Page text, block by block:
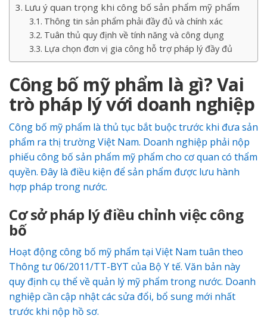
Lưu ý quan trọng khi công bố sản phẩm mỹ phẩm
Thông tin sản phẩm phải đầy đủ và chính xác
Tuân thủ quy định về tính năng và công dụng
Lựa chọn đơn vị gia công hỗ trợ pháp lý đầy đủ
Công bố mỹ phẩm là gì? Vai
trò pháp lý với doanh nghiệp
Công bố mỹ phẩm là thủ tục bắt buộc trước khi đưa sản
phẩm ra thị trường Việt Nam. Doanh nghiệp phải nộp
phiếu công bố sản phẩm mỹ phẩm cho cơ quan có thẩm
quyền. Đây là điều kiện để sản phẩm được lưu hành
hợp pháp trong nước.
Cơ sở pháp lý điều chỉnh việc công
bố
Hoạt động công bố mỹ phẩm tại Việt Nam tuân theo
Thông tư 06/2011/TT-BYT của Bộ Y tế. Văn bản này
quy định cụ thể về quản lý mỹ phẩm trong nước. Doanh
nghiệp cần cập nhật các sửa đổi, bổ sung mới nhất
trước khi nộp hồ sơ.